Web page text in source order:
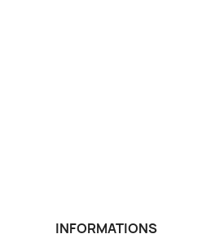
INFORMATIONS